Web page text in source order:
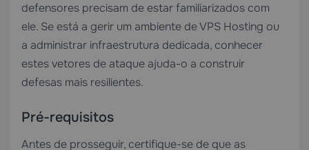
defensores precisam de estar familiarizados com
ele. Se está a gerir um ambiente deVPS Hosting ou
a administrar infraestrutura dedicada, conhecer
estes vetores de ataque ajuda-o a construir
defesas mais resilientes.
Pré-requisitos
Antes de prosseguir, certifique-se de que as